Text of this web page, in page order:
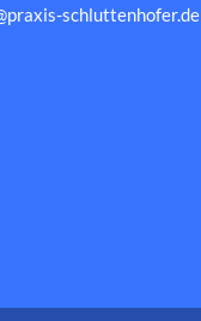
schluttenhofer.de